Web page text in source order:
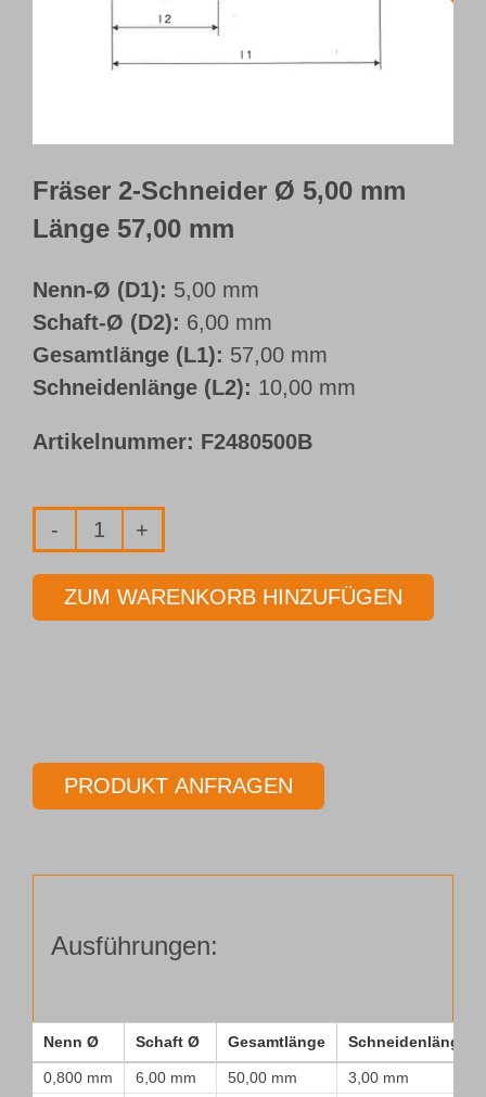
Webshop
Fräser 2-Schneider Ø 5,00 mm
Länge 57,00 mm
Nenn-Ø (D1): 5,00 mm
Schaft-Ø (D2): 6,00 mm
Gesamtlänge (L1): 57,00 mm
Schneidenlänge (L2): 10,00 mm
Artikelnummer: F2480500B
Fräser
2-
Schneider
57,00
mm
ZUM WARENKORB HINZUFÜGEN
PRODUKT ANFRAGEN
Ausführungen:
Nenn Ø Schaft Ø Gesamtlänge Schneidenlänge
0,800 mm 6,00 mm 50,00 mm
3,00 mm